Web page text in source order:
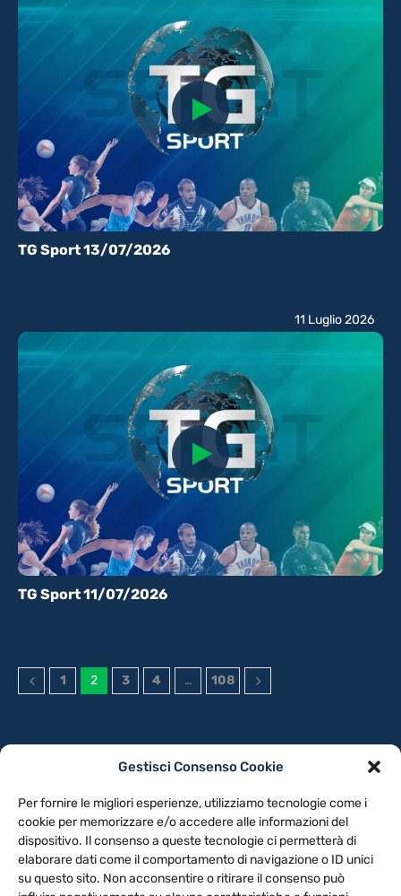
Gestisci Consenso Cookie
Per fornire le migliori esperienze, utilizziamo tecnologie come i
cookie per memorizzare e/o accedere alle informazioni del
dispositivo. Il consenso a queste tecnologie ci permetterà di
elaborare dati come il comportamento di navigazione o ID unici
su questo sito. Non acconsentire o ritirare il consenso può
TG Sport 13/07/2026
TG Sport 11/07/2026
11 Luglio 2026
1 2 3 4 … 108
NOTE LEGALI
CONTATTACI PREFERENZE
TV LIBERA S.P.A.
Via Monteleonese 95/21 – 51100 Pistoia (PT)
Tel. 0573.9136 / Fax 0573.913615